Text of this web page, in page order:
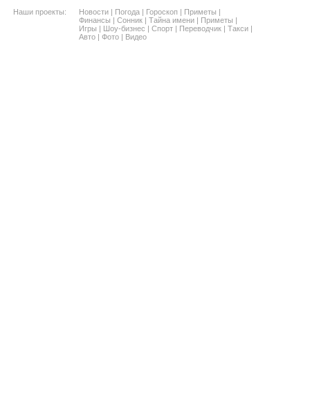
Наши проекты:
Новости | Погода | Гороскоп | Приметы |
Финансы | Сонник | Тайна имени | Приметы |
Игры | Шоу-бизнес | Спорт | Переводчик | Такси |
Авто | Фото | Видео